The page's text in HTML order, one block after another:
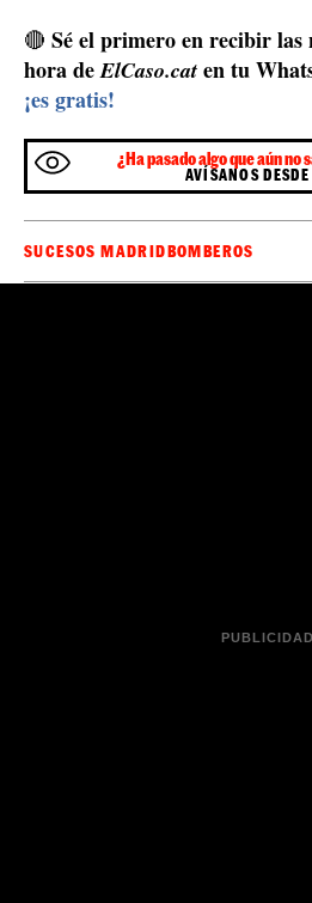
🔴 Sé el primero en recibir
hora deElCaso.cat en tu
¡es gratis!
¿Ha pasado algo que aún no
AVÍSANOS DESDE
SUCESOS MADRIDBOMBEROS